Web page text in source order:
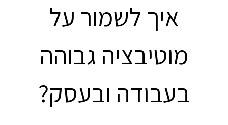
איך לשמור על
מוטיבציה גבוהה
בעבודה ובעסק?